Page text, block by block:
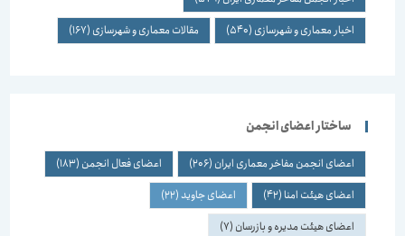
اخبار معماری و شهرسازی(540) مقالات معماری و شهرسازی(167)
ساختار اعضای انجمن
اعضای انجمن مفاخر معماری ایران(206) اعضای فعال انجمن(183)
اعضای هیئت امنا (42) اعضای جاوید(22)
اعضای هیئت مدیره و بازرسان(7)